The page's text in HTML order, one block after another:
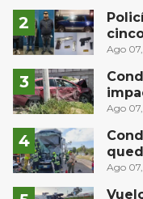
Ago
Ago
Ago